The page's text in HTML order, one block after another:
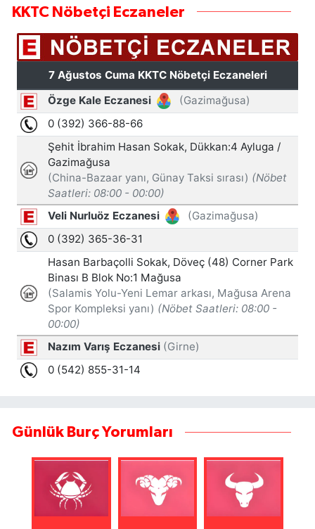
KKTC Nöbetçi Eczaneler
Günlük Burç Yorumları